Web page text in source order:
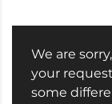
We are
your
some